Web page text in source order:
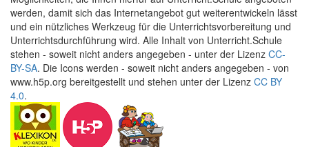
werden, damit sich das Internetangebot gut weiterentwickeln lässt
und ein nützliches Werkzeug für die Unterrichtsvorbereitung und
Unterrichtsdurchführung wird. Alle Inhalt von Unterricht.Schule
stehen - soweit nicht anders angegeben - unter der Lizenz CC-
BY-SA. Die Icons werden - soweit nicht anders angegeben - von
www.h5p.org bereitgestellt und stehen unter der Lizenz CC BY
4.0.